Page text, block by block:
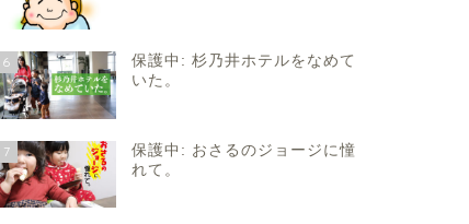
6
保護中: 杉乃井ホテルをなめて
いた。
7
保護中: おさるのジョージに憧
れて。